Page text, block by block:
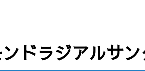
ドラジアルサ